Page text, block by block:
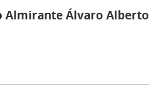
Almirante Álvaro Alberto